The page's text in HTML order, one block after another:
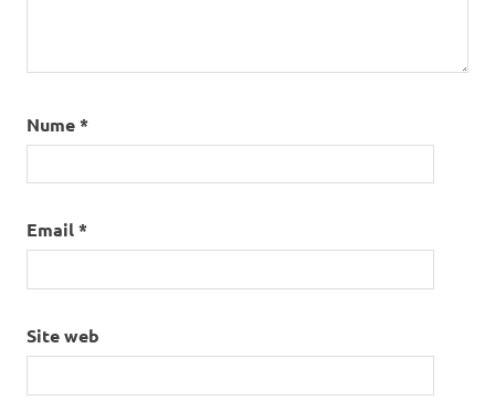
Nume*
Email*
Site web